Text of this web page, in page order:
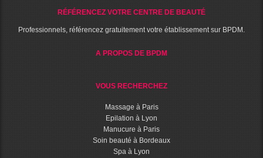
RÉFÉRENCEZ VOTRE CENTRE DE BEAUTÉ
Professionnels, référencez gratuitement votre établissement sur BPDM.
A PROPOS DE BPDM
VOUS RECHERCHEZ
Massage à Paris
Epilation à Lyon
Manucure à Paris
Soin beauté à Bordeaux
Spa à Lyon